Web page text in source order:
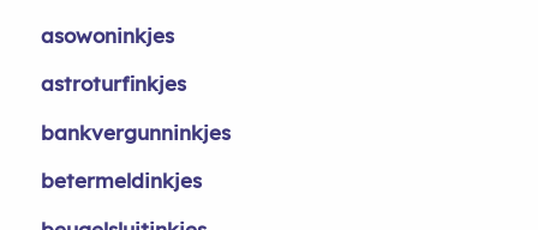
asowoninkjes
astroturfinkjes
bankvergunninkjes
betermeldinkjes